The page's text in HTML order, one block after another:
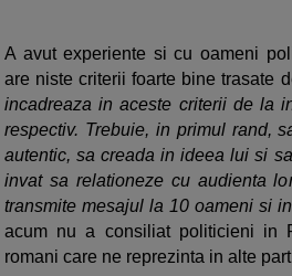
A avut experiente si cu oameni
are niste criterii foarte bine trasate
incadreaza in aceste criterii de la
respectiv. Trebuie, in primul rand,
autentic, sa creada in ideea lui si
invat sa relationeze cu audienta
transmite mesajul la 10 oameni si
acum nu a consiliat politicieni in
romani care ne reprezinta in alte